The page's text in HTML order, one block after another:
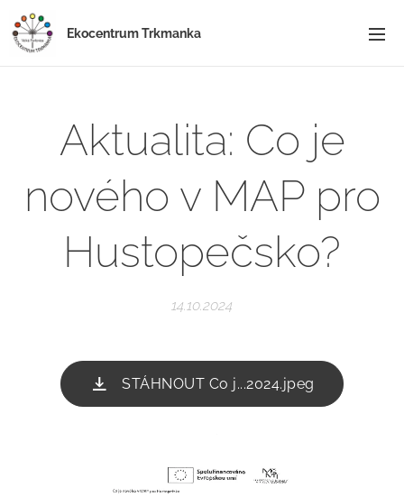
Ekocentrum Trkmanka
Aktualita: Co je
nového v MAP pro
Hustopečsko?
14.10.2024
STÁHNOUT Co j...2024.jpeg